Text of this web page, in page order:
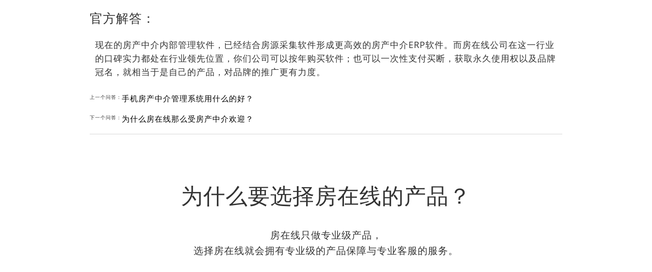
官方解答：
现在的房产中介内部管理软件，已经结合房源采集软件形成更高效的房产中介ERP软件。而房在线公司在这一行业
的口碑实力都处在行业领先位置，你们公司可以按年购买软件；也可以一次性支付买断，获取永久使用权以及品牌
冠名，就相当于是自己的产品，对品牌的推广更有力度。
上一个问答： 手机房产中介管理系统用什么的好？
下一个问答： 为什么房在线那么受房产中介欢迎？
为什么要选择房在线的产品？
房在线只做专业级产品，
选择房在线就会拥有专业级的产品保障与专业客服的服务。